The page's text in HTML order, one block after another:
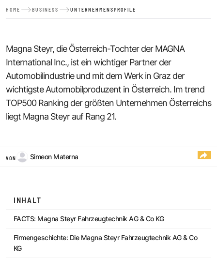
HOME BUSINESS UNTERNEHMENSPROFILE
Magna Steyr, die Österreich-Tochter der MAGNA
International Inc., ist ein wichtiger Partner der
Automobilindustrie und mit dem Werk in Graz der
wichtigste Automobilproduzent in Österreich. Im trend
TOP500 Ranking der größten Unternehmen Österreichs
liegt Magna Steyr auf Rang 21.
VON Simeon Materna
INHALT
FACTS: Magna Steyr Fahrzeugtechnik AG & Co KG
Firmengeschichte: Die Magna Steyr Fahrzeugtechnik AG & Co
KG